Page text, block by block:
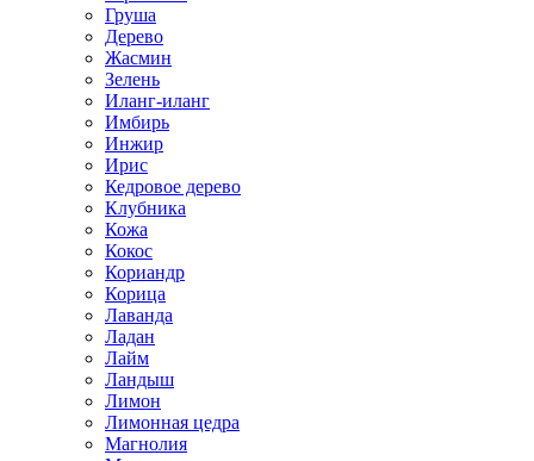
Груша
Дерево
Жасмин
Зелень
Иланг-иланг
Имбирь
Инжир
Ирис
Кедровое дерево
Клубника
Кожа
Кокос
Кориандр
Корица
Лаванда
Ладан
Лайм
Ландыш
Лимон
Лимонная цедра
Магнолия